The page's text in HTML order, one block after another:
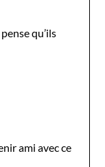
qu’ils
ami avec ce